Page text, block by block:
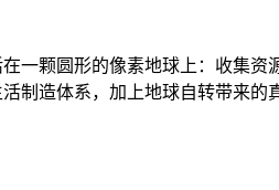
一颗圆形的像素地球上：收集资
制造体系，加上地球自转带来的